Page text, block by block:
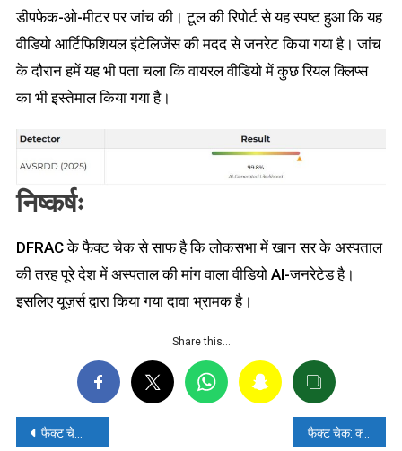
डीपफेक-ओ-मीटर पर जांच की। टूल की रिपोर्ट से यह स्पष्ट हुआ कि यह
वीडियो आर्टिफिशियल इंटेलिजेंस की मदद से जनरेट किया गया है। जांच
के दौरान हमें यह भी पता चला कि वायरल वीडियो में कुछ रियल क्लिप्स
का भी इस्तेमाल किया गया है।
निष्कर्षः
DFRAC के फैक्ट चेक से साफ है कि लोकसभा में खान सर के अस्पताल
की तरह पूरे देश में अस्पताल की मांग वाला वीडियो AI-जनरेटेड है।
इसलिए यूज़र्स द्वारा किया गया दावा भ्रामक है।
Share this…
पोस्ट
फैक्ट चेकः अबुधाबी प्रिंस अल-नहयान की एडिटेड तस्वीर को एपस्टीन फाइल से जोड़कर भ्रामक दावा किया गया फैक्ट चेक: क्या CJI सूर्यकांत ने पीएम मोदी को पद से हटाने की चेतावनी दी? जानें सच्चाई!